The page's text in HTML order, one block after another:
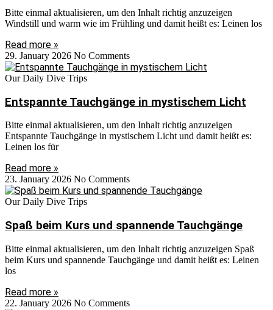
Bitte einmal aktualisieren, um den Inhalt richtig anzuzeigen
Windstill und warm wie im Frühling und damit heißt es: Leinen los
Read more »
29. January 2026 No Comments
Our Daily Dive Trips
Entspannte Tauchgänge in mystischem Licht
Bitte einmal aktualisieren, um den Inhalt richtig anzuzeigen
Entspannte Tauchgänge in mystischem Licht und damit heißt es:
Leinen los für
Read more »
23. January 2026 No Comments
Our Daily Dive Trips
Spaß beim Kurs und spannende Tauchgänge
Bitte einmal aktualisieren, um den Inhalt richtig anzuzeigen Spaß
beim Kurs und spannende Tauchgänge und damit heißt es: Leinen
los
Read more »
22. January 2026 No Comments